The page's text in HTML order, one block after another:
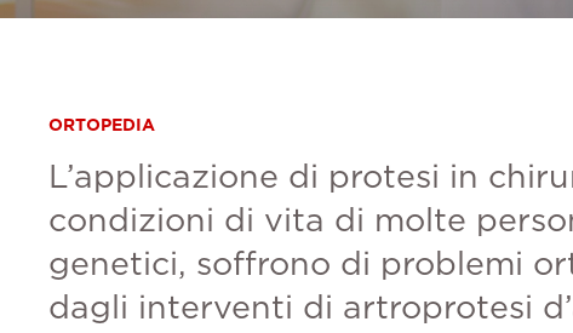
ORTOPEDIA
L’applicazione di protesi in
condizioni di vita di molte
genetici, soffrono di problemi
dagli interventi di artroprotesi